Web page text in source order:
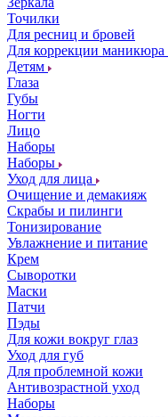
Точилки
Для ресниц и бровей
Для коррекции
Детям
Глаза
Губы
Ногти
Лицо
Наборы
Наборы
Уход для лица
Очищение и демакияж
Скрабы и пилинги
Тонизирование
Увлажнение и питание
Крем
Сыворотки
Маски
Патчи
Пэды
Для кожи вокруг глаз
Уход для губ
Для проблемной кожи
Антивозрастной уход
Наборы